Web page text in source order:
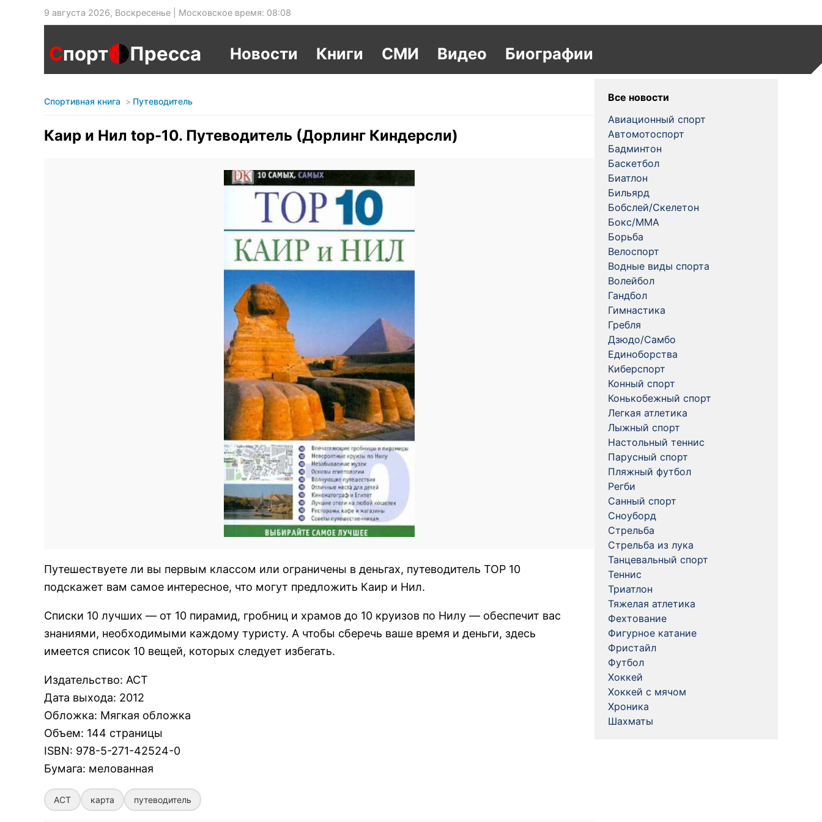
9 августа 2026, Воскресенье | Московское время: 08:08
Спорт Пресса Новости Книги СМИ Видео Биографии
Спортивная книга Путеводитель
Каир и Нил top-10. Путеводитель (Дорлинг Киндерсли)
Путешествуете ли вы первым классом или ограничены в деньгах, путеводитель ТОР 10
подскажет вам самое интересное, что могут предложить Каир и Нил.
Списки 10 лучших — от 10 пирамид, гробниц и храмов до 10 круизов по Нилу — обеспечит вас
знаниями, необходимыми каждому туристу. А чтобы сберечь ваше время и деньги, здесь
имеется список 10 вещей, которых следует избегать.
Издательство: АСТ
Дата выхода: 2012
Обложка: Мягкая обложка
Объем: 144 страницы
ISBN: 978-5-271-42524-0
Бумага: мелованная
АСТ карта путеводитель
Все новости
Авиационный спорт
Автомотоспорт
Бадминтон
Баскетбол
Биатлон
Бильярд
Бобслей/Скелетон
Бокс/MMA
Борьба
Велоспорт
Водные виды спорта
Волейбол
Гандбол
Гимнастика
Гребля
Дзюдо/Самбо
Единоборства
Киберспорт
Конный спорт
Конькобежный спорт
Легкая атлетика
Лыжный спорт
Настольный теннис
Парусный спорт
Пляжный футбол
Регби
Санный спорт
Сноуборд
Стрельба
Стрельба из лука
Танцевальный спорт
Теннис
Триатлон
Тяжелая атлетика
Фехтование
Фигурное катание
Фристайл
Футбол
Хоккей
Хоккей с мячом
Хроника
Шахматы